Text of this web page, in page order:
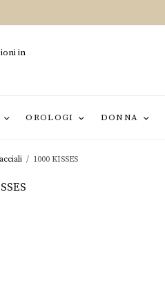
in
OROLOGI DONNA
/ 1000 KISSES